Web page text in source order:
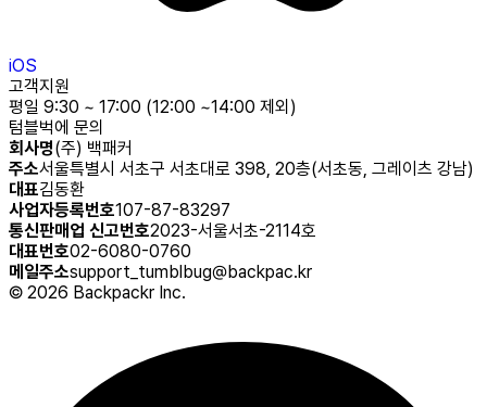
iOS
고객지원
평일 9:30 ~ 17:00 (12:00 ~14:00 제외)
텀블벅에 문의
회사명(주) 백패커
주소서울특별시 서초구 서초대로 398, 20층(서초동, 그레이츠 강남)
대표김동환
사업자등록번호107-87-83297
통신판매업 신고번호2023-서울서초-2114호
대표번호02-6080-0760
메일주소support_tumblbug@backpac.kr
© 2026 Backpackr Inc.